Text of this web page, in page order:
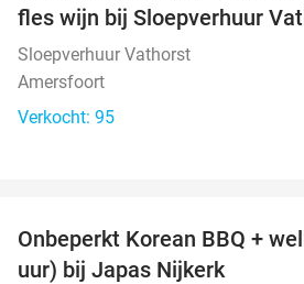
fles wijn bij Sloepverhuur
Sloepverhuur Vathorst
Amersfoort
Verkocht: 95
Onbeperkt Korean BBQ +
uur) bij Japas Nijkerk